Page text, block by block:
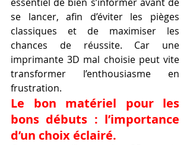
se lancer, afin d’éviter les pièges
classiques et de maximiser les
chances de réussite. Car une
imprimante 3D mal choisie peut vite
transformer l’enthousiasme en
frustration.
Le bon matériel pour les
bons débuts : l’importance
d’un choix éclairé.